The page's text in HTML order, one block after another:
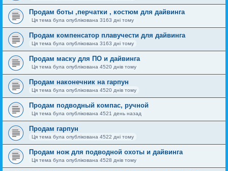
Продам боты ,перчатки , костюм для дайвинга
Ця тема була опублікована 3163 дні тому
Продам компенсатор плавучести для дайвинга
Ця тема була опублікована 3163 дні тому
Продам маску для ПО и дайвинга
Ця тема була опублікована 4520 днів тому
Продам наконечник на гарпун
Ця тема була опублікована 4520 днів тому
Продам подводный компас, ручной
Ця тема була опублікована 4521 день назад
Продам гарпун
Ця тема була опублікована 4522 дні тому
Продам нож для подводной охоты и дайвинга
Ця тема була опублікована 4528 днів тому